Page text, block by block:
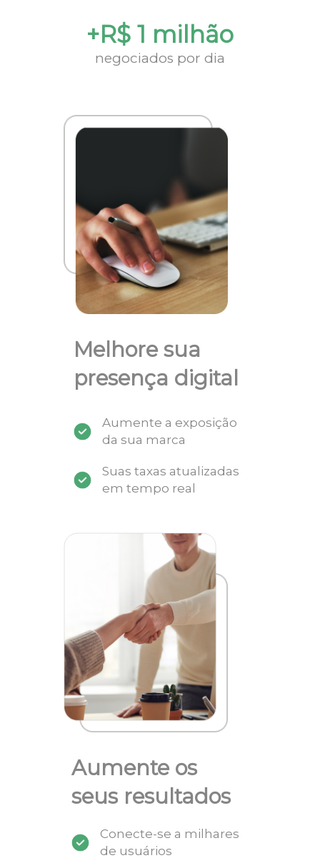
+R$ 1 milhão
negociados por dia
Melhore sua
presença digital
Aumente a exposição
da sua marca
Suas taxas atualizadas
em tempo real
Aumente os
seus resultados
Conecte-se a milhares
de usuários